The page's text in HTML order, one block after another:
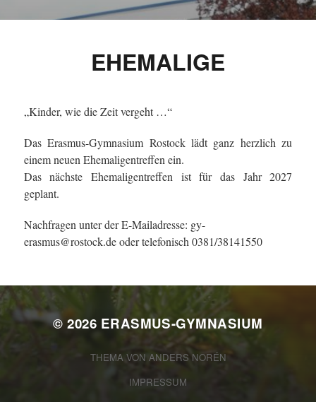
EHEMALIGE
„Kinder, wie die Zeit vergeht …“
Das Erasmus-Gymnasium Rostock lädt ganz herzlich zu
einem neuen Ehemaligentreffen ein.
Das nächste Ehemaligentreffen ist für das Jahr 2027
geplant.
Nachfragen unter der E-Mailadresse: gy-
erasmus@rostock.de oder telefonisch 0381/38141550
© 2026 ERASMUS-GYMNASIUM
THEMA VON ANDERS NORÉN
IMPRESSUM